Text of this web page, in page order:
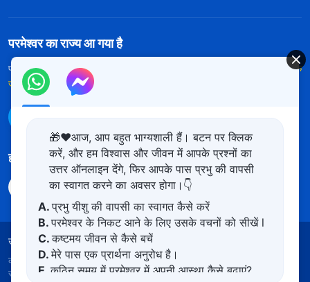
परमेश्वर का राज्य आ गया है
परमेश्वर का राज्य पृथ्वी पर आ गया है! क्या आप इसमें प्रवेश करना चाहते हैं?
और अधिक
जानें
हमारा अनुसरण करें
उपयोग की शर्तें गोपनीयता नीत साभार
कॉपीराइट © 2026 सर्वशक्तिमान परमेश्वर की कलीसिया।
सुरक्षित।
🎁❤️आज, आप बहुत भाग्यशाली हैं। बटन पर क्लिक
करें, और हम विश्वास और जीवन में आपके प्रश्नों का
उत्तर ऑनलाइन देंगे, फिर आपके पास प्रभु की वापसी
का स्वागत करने का अवसर होगा।👇
A.प्रभु यीशु की वापसी का स्वागत कैसे करें
B.परमेश्वर के निकट आने के लिए उसके वचनों को सीखें l
C.कष्टमय जीवन से कैसे बचें
D.मेरे पास एक प्रार्थना अनुरोध है।
E.कठिन समय में परमेश्वर में अपनी आस्था कैसे बढ़ाएं?